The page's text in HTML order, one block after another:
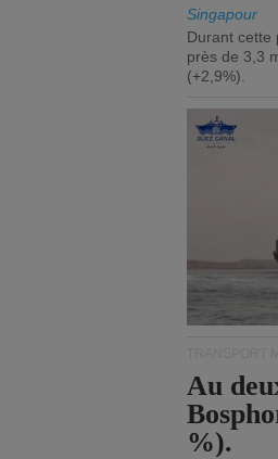
Singapour
Durant cette
près de 3,3
(+2,9%).
Au
%).